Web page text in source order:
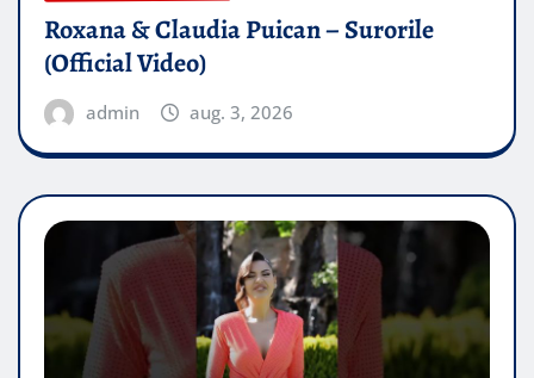
Roxana & Claudia Puican – Surorile
(Official Video)
admin aug. 3, 2026